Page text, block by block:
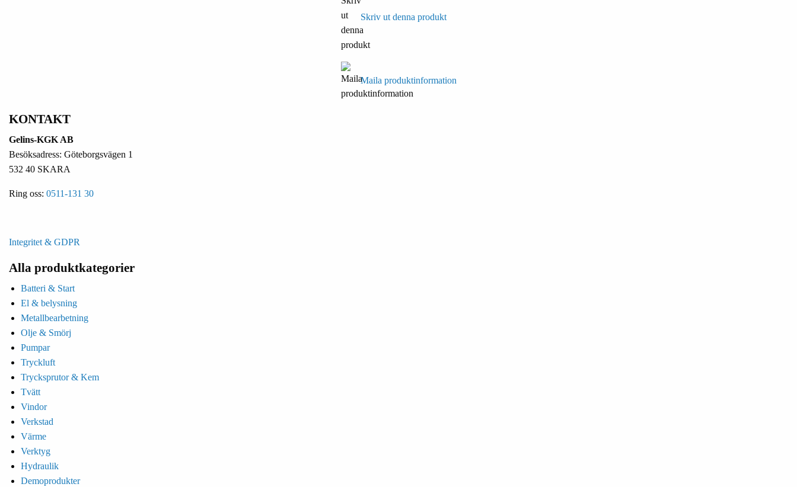
Skriv ut denna produkt
Maila produktinformation
KONTAKT
Gelins-KGK AB
Besöksadress: Göteborgsvägen 1
532 40 SKARA
Ring oss: 0511-131 30
Integritet & GDPR
Alla produktkategorier
Batteri & Start
El & belysning
Metallbearbetning
Olje & Smörj
Pumpar
Tryckluft
Trycksprutor & Kem
Tvätt
Vindor
Verkstad
Värme
Verktyg
Hydraulik
Demoprodukter